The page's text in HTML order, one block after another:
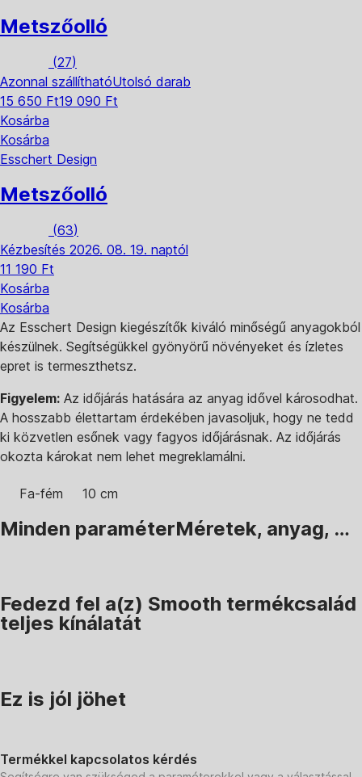
Metszőolló
(27)
Azonnal szállíthatóUtolsó darab
15 650 Ft19 090 Ft
Kosárba
Kosárba
Esschert Design
Metszőolló
(63)
Kézbesítés 2026. 08. 19. naptól
11 190 Ft
Kosárba
Kosárba
Az Esschert Design kiegészítők kiváló minőségű anyagokból
készülnek. Segítségükkel gyönyörű növényeket és ízletes
epret is termeszthetsz.
Figyelem: Az időjárás hatására az anyag idővel károsodhat.
A hosszabb élettartam érdekében javasoljuk, hogy ne tedd
ki közvetlen esőnek vagy fagyos időjárásnak. Az időjárás
okozta károkat nem lehet megreklamálni.
Fa-fém 10 cm
Minden paraméterMéretek, anyag, …
Fedezd fel a(z) Smooth termékcsalád
teljes kínálatát
Ez is jól jöhet
Termékkel kapcsolatos kérdés